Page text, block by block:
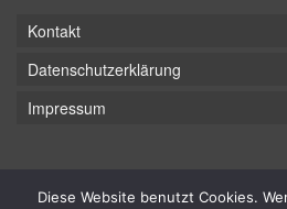
Kontakt
Datenschutzerklärung
Impressum
Diese Website benutzt Cookies.